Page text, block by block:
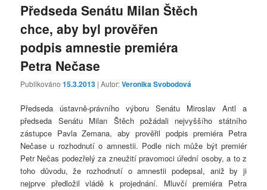
Předseda Senátu Milan Štěch
chce, aby byl prověřen
podpis amnestie premiéra
Petra Nečase
Publikováno15.3.2013 | Autor:Veronika Svobodová
Předseda ústavně-právního výboru Senátu Miroslav Antl a
předseda Senátu Milan Štěch požádali nejvyššího státního
zástupce Pavla Zemana, aby prověřil podpis premiéra Petra
Nečase u rozhodnutí o amnestii. Podle nich může být premiér
Petr Nečas podezřelý za zneužití pravomoci úřední osoby, a to z
toho důvodu, že rozhodnutí o amnestii podepsal, aniž by ji
nejprve předložil vládě k projednání. Mluvčí premiéra Petra